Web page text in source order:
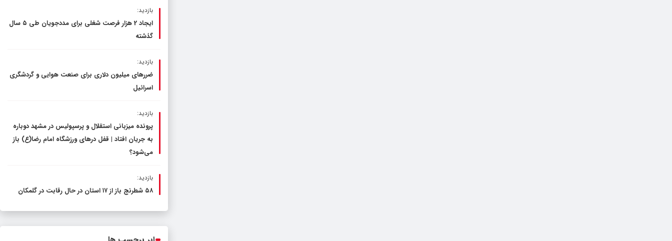
بازدید:
ایجاد 2 هزار فرصت شغلی برای مددجویان طی ۵ سال
گذشته
بازدید:
ضررهای میلیون دلاری برای صنعت هوایی و گردشگری
اسرائیل
بازدید:
پرونده میزبانی استقلال و پرسپولیس در مشهد دوباره
به جریان افتاد | قفل در‌های ورزشگاه امام رضا(ع) باز
می‌شود؟
بازدید:
۵۸ شطرنج‌ باز از ۱۷ استان در حال رقابت در گلمکان